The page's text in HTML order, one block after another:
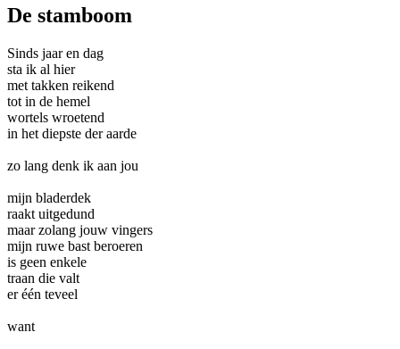
De stamboom
Sinds jaar en dag
sta ik al hier
met takken reikend
tot in de hemel
wortels wroetend
in het diepste der aarde
zo lang denk ik aan jou
mijn bladerdek
raakt uitgedund
maar zolang jouw vingers
mijn ruwe bast beroeren
is geen enkele
traan die valt
er één teveel
want